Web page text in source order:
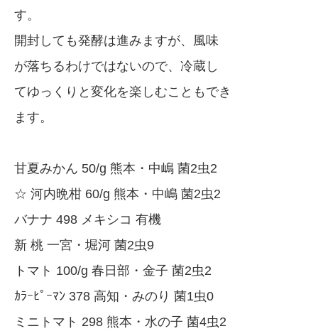
す。
開封しても発酵は進みますが、風味
が落ちるわけではないので、冷蔵し
てゆっくりと変化を楽しむこともでき
ます。
甘夏みかん 50/g 熊本・中嶋 菌2虫2
☆ 河内晩柑 60/g 熊本・中嶋 菌2虫2
バナナ 498 メキシコ 有機
新 桃 一宮・堀河 菌2虫9
トマト 100/g 春日部・金子 菌2虫2
ｶﾗｰﾋﾟｰﾏﾝ 378 高知・みのり 菌1虫0
ミニトマト 298 熊本・水の子 菌4虫2